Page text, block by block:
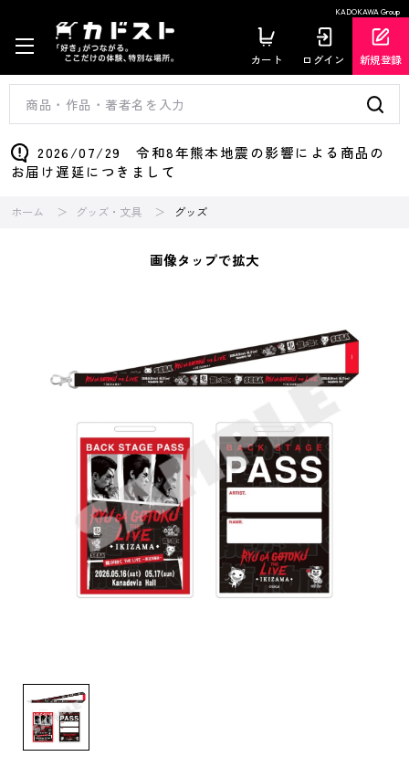
KADOKAWA Group
カート ログイン 新規登録
2026/07/29 令和8年熊本地震の影響による商品の
お届け遅延につきまして
ホーム グッズ・文具 グッズ
画像タップで拡大